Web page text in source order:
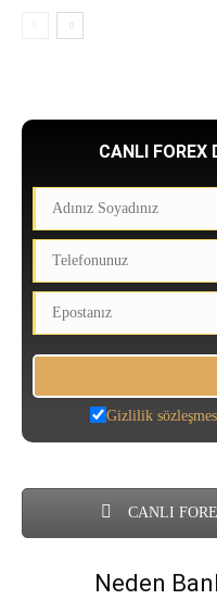
CANLI FOREX
Gizlilik
CANLI
Neden